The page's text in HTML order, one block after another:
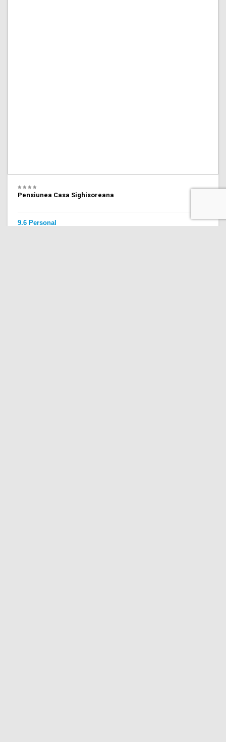
Pensiunea Casa Sighisoreana
9.6 Personal